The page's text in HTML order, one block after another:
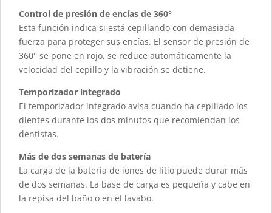
Control de presión de encías de 360°
Esta función indica si está cepillando con demasiada
fuerza para proteger sus encías. El sensor de presión de
360° se pone en rojo, se reduce automáticamente la
velocidad del cepillo y la vibración se detiene.
Temporizador integrado
El temporizador integrado avisa cuando ha cepillado los
dientes durante los dos minutos que recomiendan los
dentistas.
Más de dos semanas de batería
La carga de la batería de iones de litio puede durar más
de dos semanas. La base de carga es pequeña y cabe en
la repisa del baño o en el lavabo.